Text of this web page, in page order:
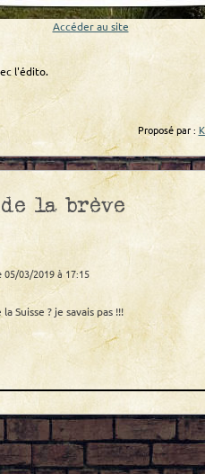
Accéder au site
l'édito.
Proposé par :
de la brève
05/03/2019 à 17:15
Suisse ? je savais pas !!!